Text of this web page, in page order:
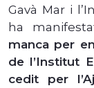
Gavà Mar i
ha
manca per
de l’Institut
cedit per